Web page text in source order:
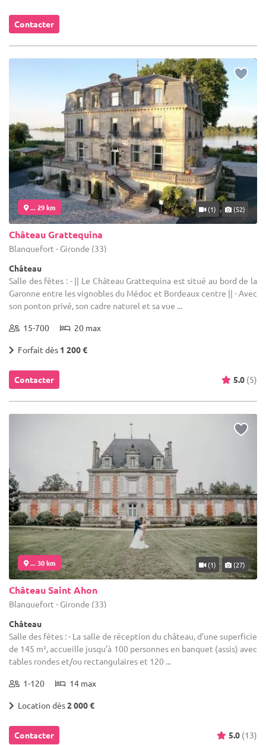
Contacter
... 29 km (1) (52)
Château Grattequina
Blanquefort - Gironde (33)
Château
Salle des fêtes : - || Le Château Grattequina est situé au bord de la
Garonne entre les vignobles du Médoc et Bordeaux centre || - Avec
son ponton privé, son cadre naturel et sa vue ...
15-700 20 max
Forfait dès 1 200 €
Contacter 5.0 (5)
... 30 km (1) (27)
Château Saint Ahon
Blanquefort - Gironde (33)
Château
Salle des fêtes : - La salle de réception du château, d’une superficie
de 145 m², accueille jusqu’à 100 personnes en banquet (assis) avec
tables rondes et/ou rectangulaires et 120 ...
1-120 14 max
Location dès2 000 €
Contacter 5.0 (13)